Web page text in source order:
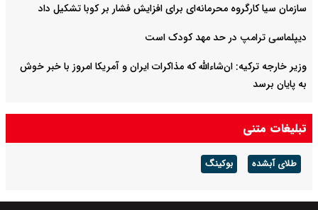
سازمان سیا کارگروه محرمانه‌ای برای افزایش فشار بر کوبا تشکیل داد
دیپلماسی ترامپ در حد مهد کودک است
وزیر خارجه ترکیه: ان‌شاءالله که مذاکرات ایران و آمریکا امروز با خبر خوش
به پایان برسد
تبادل اطلاعاتی آمریکا با اوکراین در بحبوجه حملات سنگین روسیه مجددا
افزایش یافت
تبلیغات متنی
طلای آبشده بوکینگ